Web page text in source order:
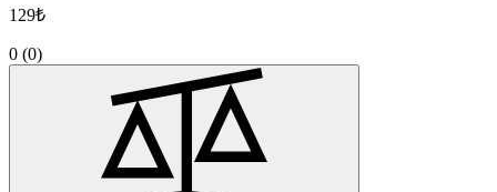
129₺
0 (0)